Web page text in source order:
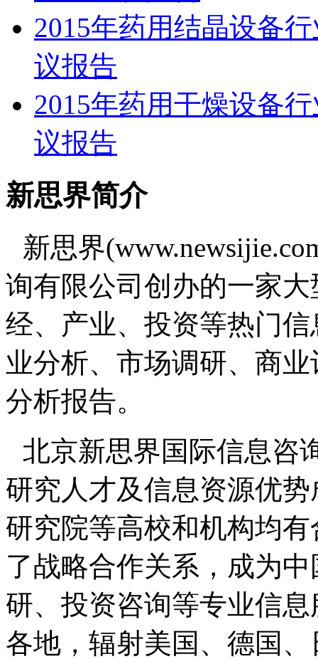
2015年药用结晶设备
议报告
2015年药用干燥设备
议报告
新思界简介
新思界
询有限公司创办的一家
经、产业、投资等热门
业分析、市场调研、商
分析报告。
北京新思界国际信息咨
研究人才及信息资源优
研究院等高校和机构均
了战略合作关系，成为
研、投资咨询等专业信
各地，辐射美国、德国